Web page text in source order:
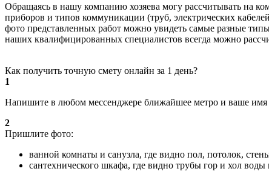
Обращаясь в нашу компанию хозяева могу рассчитывать на
приборов и типов коммуникации (труб, электрических
фото представленных работ можно увидеть самые разные
наших квалифицированных специалистов всегда можно
Как получить точную смету онлайн за 1 день?
1
Напишите в любом мессенджере ближайшее метро и ваше имя
2
Пришлите фото:
ванной комнаты и санузла, где видно пол, потолок,
сантехнического шкафа, где видно трубы гор и хол